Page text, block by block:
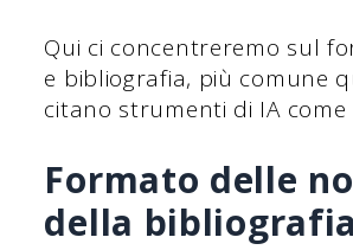
Qui ci concentreremo sul
e bibliografia, più comune
citano strumenti di IA come
Formato delle
della bibliografia